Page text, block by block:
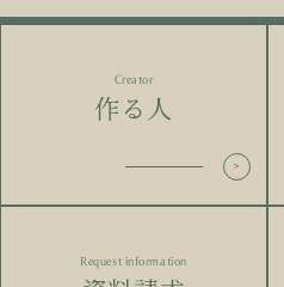
Creator
作る人
Request information